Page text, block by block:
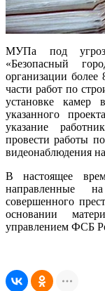
МУПа под
«Безопасный
организации
части работ по
установке камер
указанного
указание
провести работы
видеонаблюдения
В настоящее
направленные
совершенного
основании
управлением ФСБ